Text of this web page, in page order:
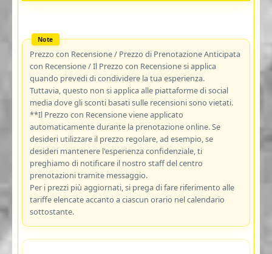
Prezzo con Recensione / Prezzo di Prenotazione Anticipata
con Recensione / Il Prezzo con Recensione si applica
quando prevedi di condividere la tua esperienza.
Tuttavia, questo non si applica alle piattaforme di social
media dove gli sconti basati sulle recensioni sono vietati.
**Il Prezzo con Recensione viene applicato
automaticamente durante la prenotazione online. Se
desideri utilizzare il prezzo regolare, ad esempio, se
desideri mantenere l'esperienza confidenziale, ti
preghiamo di notificare il nostro staff del centro
prenotazioni tramite messaggio.
Per i prezzi più aggiornati, si prega di fare riferimento alle
tariffe elencate accanto a ciascun orario nel calendario
sottostante.